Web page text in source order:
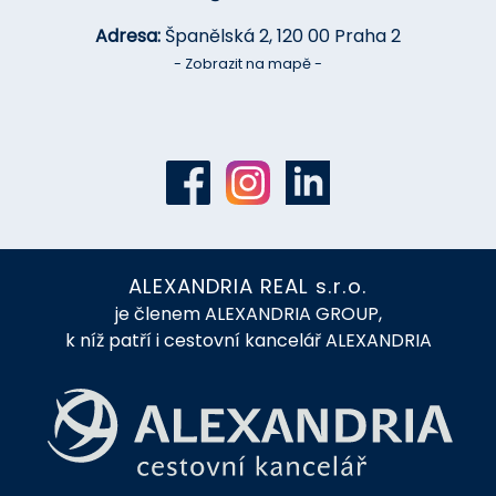
Adresa: Španělská 2, 120 00 Praha 2
- Zobrazit na mapě -
ALEXANDRIA REAL s.r.o.
je členem ALEXANDRIA GROUP,
k níž patří i cestovní kancelář ALEXANDRIA